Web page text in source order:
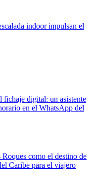
indoor impulsan el
fichaje digital: un asistente
en el WhatsApp del
como el destino de
Caribe para el viajero